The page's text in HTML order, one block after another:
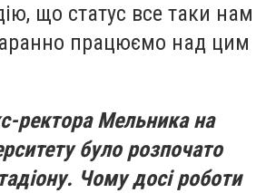
що статус все таки нам
працюємо над цим
ректора Мельника на
було розпочато
Чому досі роботи